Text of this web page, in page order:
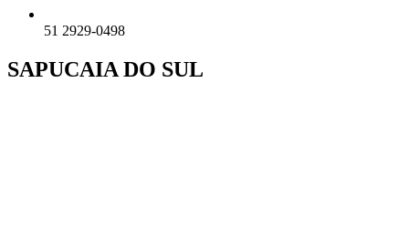
51 2929-0498
SAPUCAIA DO SUL